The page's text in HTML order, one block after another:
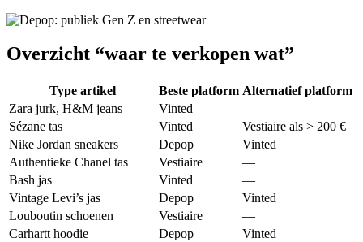
Overzicht “waar te verkopen wat”
Type artikel Beste platform Alternatief platform
Zara jurk, H&M jeans
Vinted
—
Sézane tas
Vinted
Vestiaire als > 200 €
Nike Jordan sneakers
Depop
Vinted
Authentieke Chanel tas
Vestiaire
—
Bash jas
Vinted
—
Vintage Levi’s jas
Depop
Vinted
Louboutin schoenen
Vestiaire
—
Carhartt hoodie
Depop
Vinted